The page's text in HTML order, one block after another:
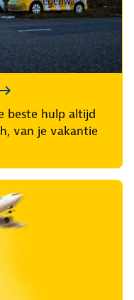
beste hulp altijd
van je vakantie